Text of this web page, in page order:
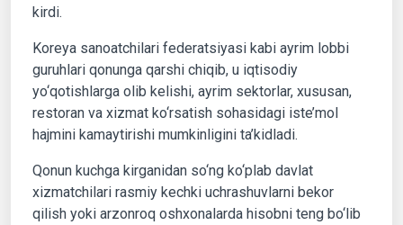
kirdi.
Koreya sanoatchilari federatsiyasi kabi ayrim lobbi
guruhlari qonunga qarshi chiqib, u iqtisodiy
yo‘qotishlarga olib kelishi, ayrim sektorlar, xususan,
restoran va xizmat ko‘rsatish sohasidagi iste’mol
hajmini kamaytirishi mumkinligini ta’kidladi.
Qonun kuchga kirganidan so‘ng ko‘plab davlat
xizmatchilari rasmiy kechki uchrashuvlarni bekor
qilish yoki arzonroq oshxonalarda hisobni teng bo‘lib